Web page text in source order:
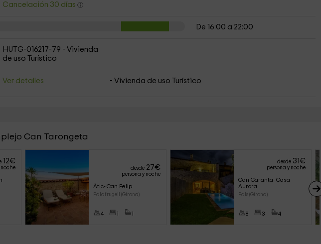
Cancelación 30 días
De 16:00 a 22:00
HUTG-016217-79 - Vivienda
de uso Turístico
Ver detalles - Vivienda de uso Turístico
Can Tarongeta
12€
noche desde 27€
persona y noche
Àtic- Can Felip
Palafrugell (Girona)
4 1 1
desde 31€
persona y noche
Can Caranta- Casa
Aurora
Pals (Girona)
8 3 4